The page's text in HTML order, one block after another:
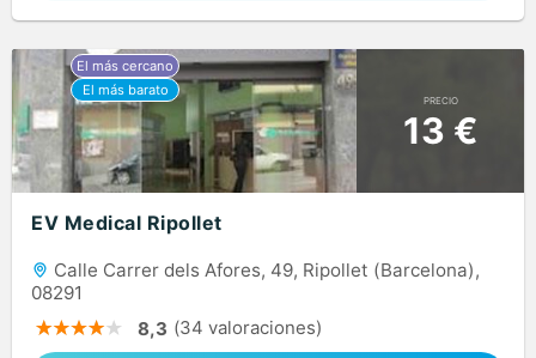
PRECIO
13 €
EV Medical Ripollet
Calle Carrer dels Afores, 49, Ripollet (Barcelona),
08291
8,3 (34 valoraciones)